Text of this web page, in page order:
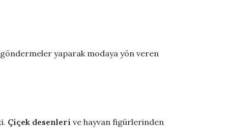
yaparak modaya yön veren
Çiçek desenleri ve hayvan figürlerinden